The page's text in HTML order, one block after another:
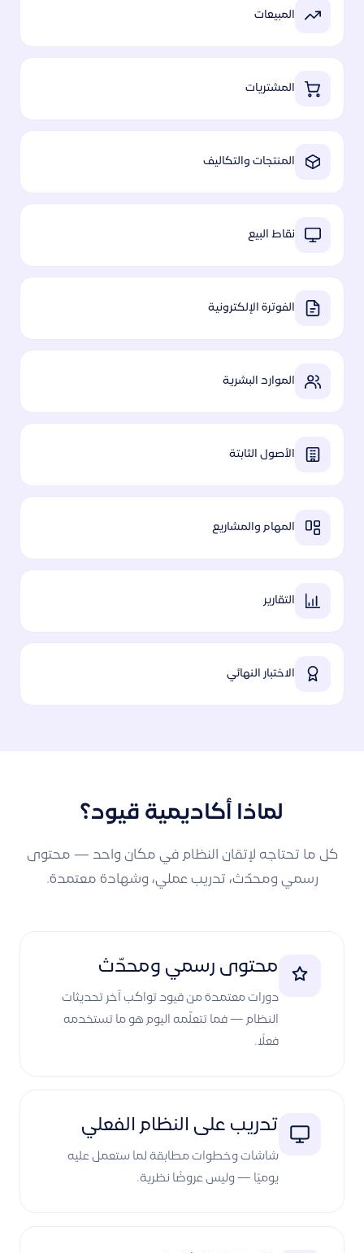
المبيعات
المشتريات
المنتجات والتكاليف
نقاط البيع
الفوترة الإلكترونية
الموارد البشرية
الأصول الثابتة
المهام والمشاريع
التقارير
الاختبار النهائي
لماذا أكاديمية قيود؟
كل ما تحتاجه لإتقان النظام في مكان واحد — محتوى
رسمي ومحدّث، تدريب عملي، وشهادة معتمدة.
محتوى رسمي ومحدّث
دورات معتمدة من قيود تواكب آخر تحديثات
النظام — فما تتعلّمه اليوم هو ما تستخدمه
فعلًا.
تدريب على النظام الفعلي
شاشات وخطوات مطابقة لما ستعمل عليه
يوميًا — وليس عروضًا نظرية.